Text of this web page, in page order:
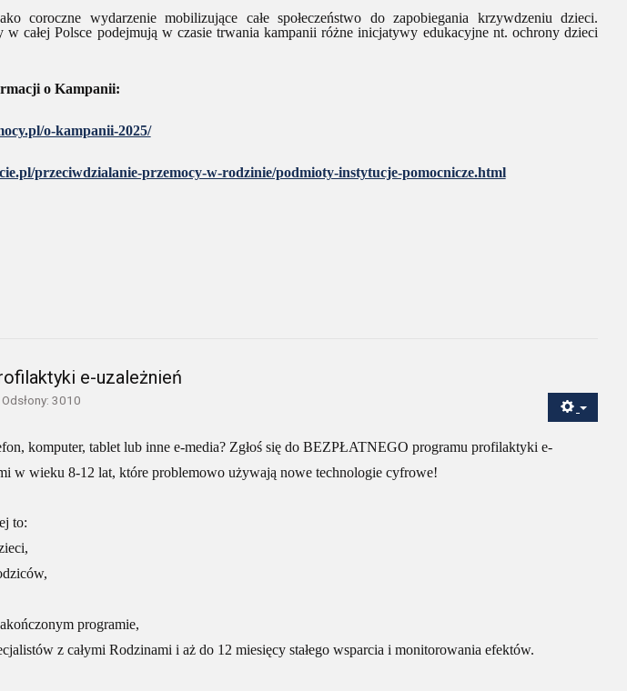
coroczne wydarzenie mobilizujące całe społeczeństwo do zapobiegania krzywdzeniu dzieci.
całej Polsce podejmują w czasie trwania kampanii różne inicjatywy edukacyjne nt. ochrony dzieci
o Kampanii:
o-kampanii-2025/
przeciwdzialanie-przemocy-w-rodzinie/podmioty-instytucje-pomocnicze.html
e-uzależnień
Odsłony: 3010
komputer, tablet lub inne e-media? Zgłoś się do BEZPŁATNEGO programu profilaktyki e-
w wieku 8-12 lat, które problemowo używają nowe technologie cyfrowe!
to:
programie,
z całymi Rodzinami i aż do 12 miesięcy stałego wsparcia i monitorowania efektów.